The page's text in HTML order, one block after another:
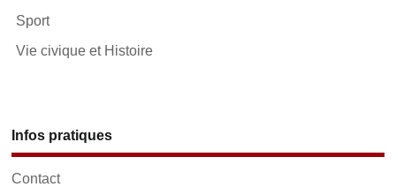
Sport
Vie civique et Histoire
Infos pratiques
Contact